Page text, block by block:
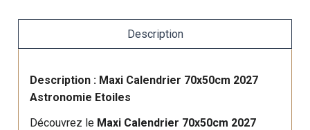
Description
Description : Maxi Calendrier 70x50cm 2027
Astronomie Etoiles
Découvrez le Maxi Calendrier 70x50cm 2027